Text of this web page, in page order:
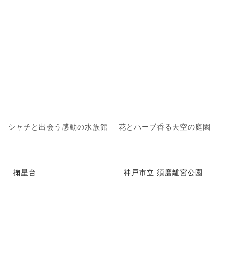
シャチと出会う感動の水族館 花とハーブ香る天空の庭園
掬星台 神戸市立 須磨離宮公園